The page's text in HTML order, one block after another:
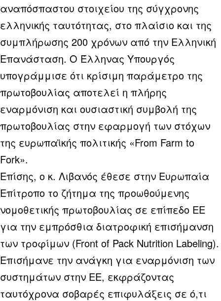
αναπόσπαστου στοιχείου της σύγχρονης
ελληνικής ταυτότητας, στο πλαίσιο και της
συμπλήρωσης 200 χρόνων από την Ελληνική
Επανάσταση. Ο Έλληνας Υπουργός
υπογράμμισε ότι κρίσιμη παράμετρο της
πρωτοβουλίας αποτελεί η πλήρης
εναρμόνιση και ουσιαστική συμβολή της
πρωτοβουλίας στην εφαρμογή των στόχων
της ευρωπαϊκής πολιτικής «From Farm to
Fork».
Επίσης, ο κ. Λιβανός έθεσε στην Ευρωπαία
Επίτροπο το ζήτημα της προωθούμενης
νομοθετικής πρωτοβουλίας σε επίπεδο ΕΕ
για την εμπρόσθια διατροφική επισήμανση
των τροφίμων (Front of Pack Nutrition Labeling).
Επισήμανε την ανάγκη για εναρμόνιση των
συστημάτων στην ΕΕ, εκφράζοντας
ταυτόχρονα σοβαρές επιφυλάξεις σε ό,τι